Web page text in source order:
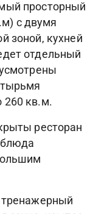
просторный
с двумя
зоной, кухней
отдельный
260 кв.м.
ресторан
тренажерный